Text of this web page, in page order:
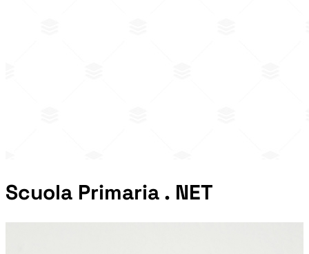
Scuola Primaria . NET